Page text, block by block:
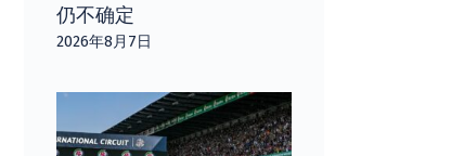
仍不确定
2026年8月7日